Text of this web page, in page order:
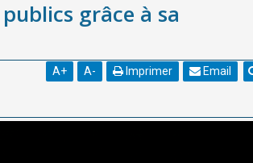
grâce à sa
A+ A- Imprimer Email